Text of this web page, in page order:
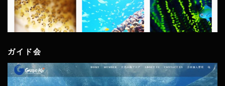
ガイド会